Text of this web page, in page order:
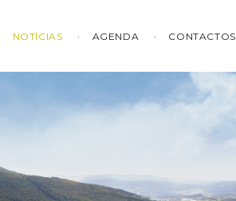
NOTÍCIAS AGENDA CONTACTOS